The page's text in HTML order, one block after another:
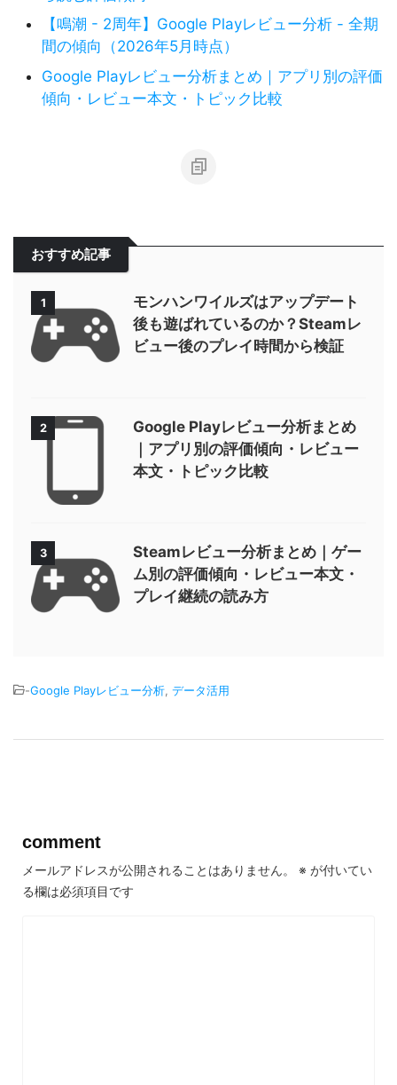
【鳴潮 - 2周年】Google Playレビュー分析 - 全期
間の傾向（2026年5月時点）
Google Playレビュー分析まとめ｜アプリ別の評価
傾向・レビュー本文・トピック比較
おすすめ記事
1
モンハンワイルズはアップデート
後も遊ばれているのか？Steamレ
ビュー後のプレイ時間から検証
2
Google Playレビュー分析まとめ
｜アプリ別の評価傾向・レビュー
本文・トピック比較
3
Steamレビュー分析まとめ｜ゲー
ム別の評価傾向・レビュー本文・
プレイ継続の読み方
-Google Playレビュー分析 データ活用
comment
メールアドレスが公開されることはありません。 ※ が付いてい
る欄は必須項目です